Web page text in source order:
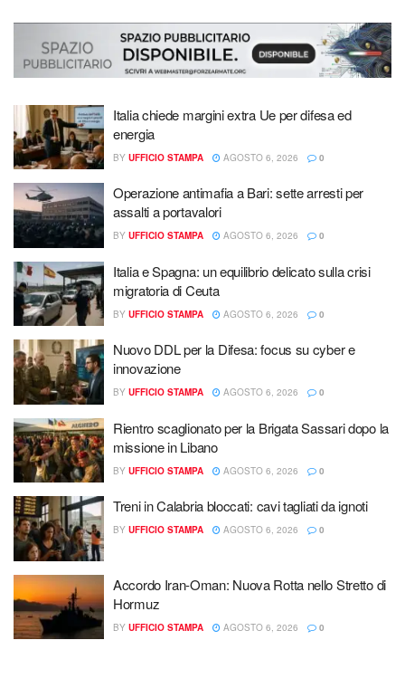
Italia chiede margini extra Ue per difesa ed
energia
BY UFFICIO STAMPA AGOSTO 6, 2026 0
Operazione antimafia a Bari: sette arresti per
assalti a portavalori
BY UFFICIO STAMPA AGOSTO 6, 2026 0
Italia e Spagna: un equilibrio delicato sulla crisi
migratoria di Ceuta
BY UFFICIO STAMPA AGOSTO 6, 2026 0
Nuovo DDL per la Difesa: focus su cyber e
innovazione
BY UFFICIO STAMPA AGOSTO 6, 2026 0
Rientro scaglionato per la Brigata Sassari dopo la
missione in Libano
BY UFFICIO STAMPA AGOSTO 6, 2026 0
Treni in Calabria bloccati: cavi tagliati da ignoti
BY UFFICIO STAMPA AGOSTO 6, 2026 0
Accordo Iran-Oman: Nuova Rotta nello Stretto di
Hormuz
BY UFFICIO STAMPA AGOSTO 6, 2026 0